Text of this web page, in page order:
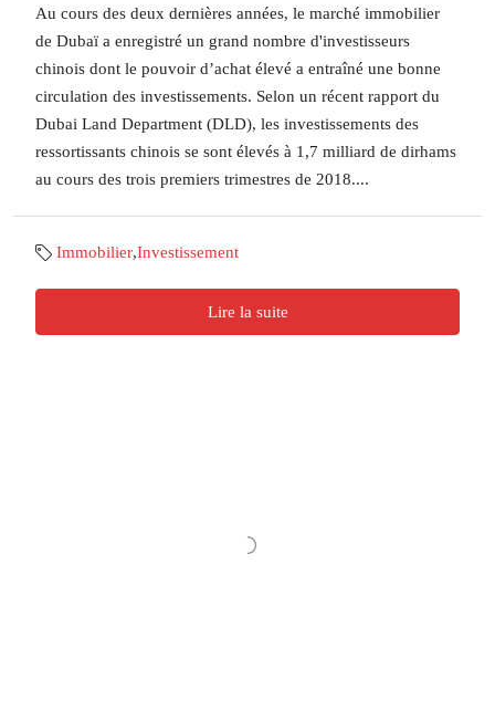
Au cours des deux dernières années, le marché immobilier
de Dubaï a enregistré un grand nombre d'investisseurs
chinois dont le pouvoir d’achat élevé a entraîné une bonne
circulation des investissements. Selon un récent rapport du
Dubai Land Department (DLD), les investissements des
ressortissants chinois se sont élevés à 1,7 milliard de dirhams
au cours des trois premiers trimestres de 2018....
Immobilier,Investissement
Lire la suite